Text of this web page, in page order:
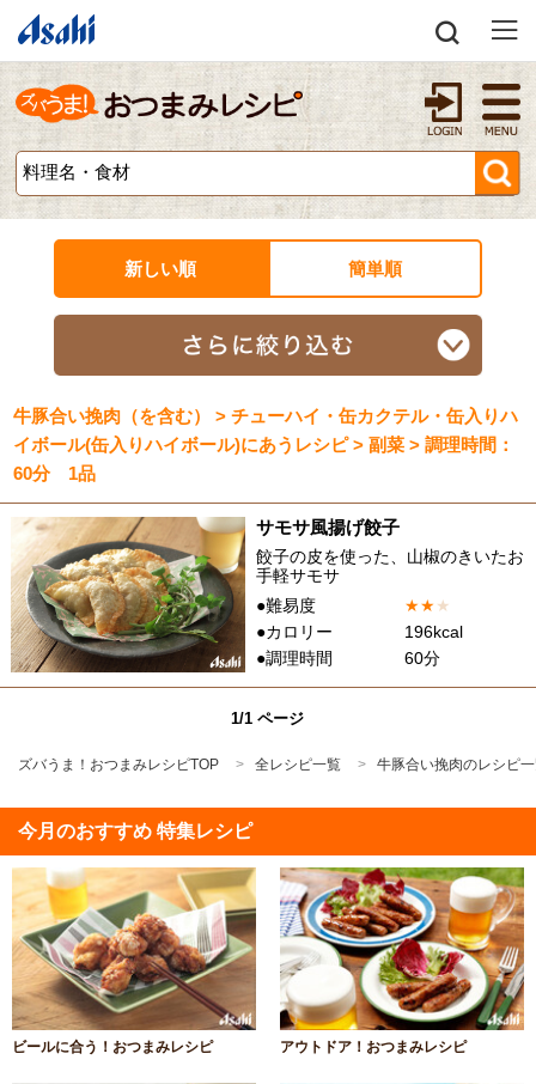
新しい順 簡単順
牛豚合い挽肉（を含む） > チューハイ・缶カクテル・缶入りハ
イボール(缶入りハイボール)にあうレシピ > 副菜 > 調理時間：
60分 1品
サモサ風揚げ餃子
餃子の皮を使った、山椒のきいたお
手軽サモサ
●難易度
★★★
●カロリー
196kcal
●調理時間
60分
1/1 ページ
ズバうま！おつまみレシピTOP 全レシピ一覧 牛豚合い挽肉のレシピ
今月のおすすめ 特集レシピ
ビールに合う！おつまみレシピ アウトドア！おつまみレシピ